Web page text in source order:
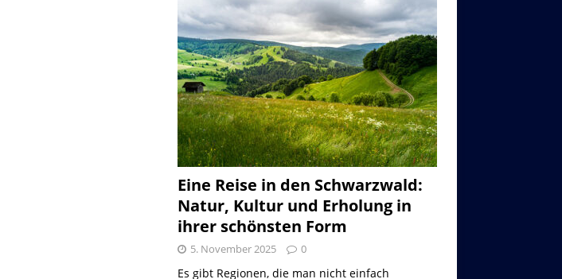
Eine Reise in den Schwarzwald:
Natur, Kultur und Erholung in
ihrer schönsten Form
5. November 2025 0
Es gibt Regionen, die man nicht einfach